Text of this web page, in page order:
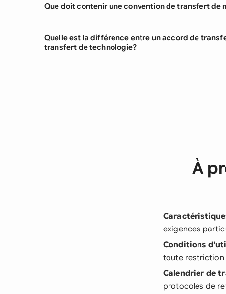
Que doit contenir une convention de transfert de
Quelle est la différence entre un accord de
transfert de technologie?
À
exigences
Conditions
toute restriction
Calendrier de
protocoles de